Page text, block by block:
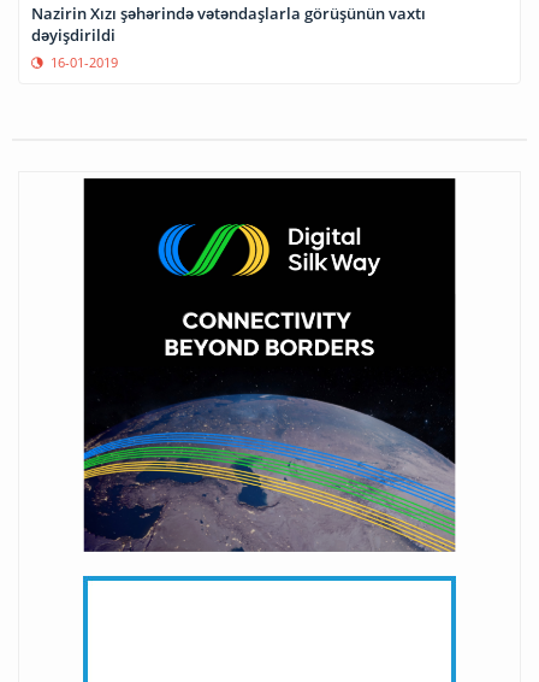
Nazirin Xızı şəhərində vətəndaşlarla görüşünün vaxtı
dəyişdirildi
16-01-2019